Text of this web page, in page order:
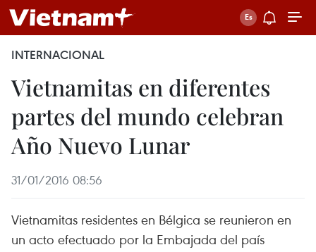
INTERNACIONAL
Vietnamitas en diferentes
partes del mundo celebran
Año Nuevo Lunar
31/01/2016 08:56
Vietnamitas residentes en Bélgica se reunieron en
un acto efectuado por la Embajada del país